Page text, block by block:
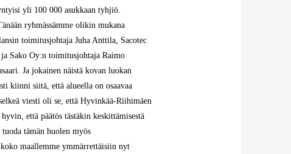
yli 100 000 asukkaan tyhjiö.
ryhmässämme olikin mukana
toimitusjohtaja Juha Anttila, Sacotec
Sako Oy:n toimitusjohtaja Raimo
Ja jokainen näistä kovan luokan
kiinni siitä, että alueella on osaavaa
viesti oli se, että Hyvinkää-Riihimäen
että päätös tästäkin keskittämisestä
tämän huolen myös
maallemme ymmärrettäisiin nyt